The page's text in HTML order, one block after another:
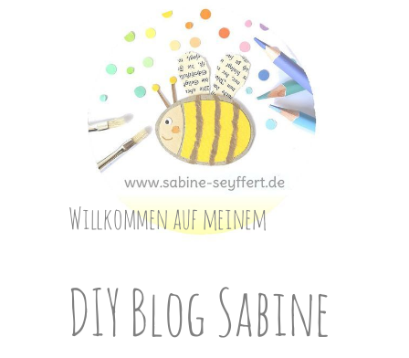
Willkommen auf meinem
DIY Blog Sabine